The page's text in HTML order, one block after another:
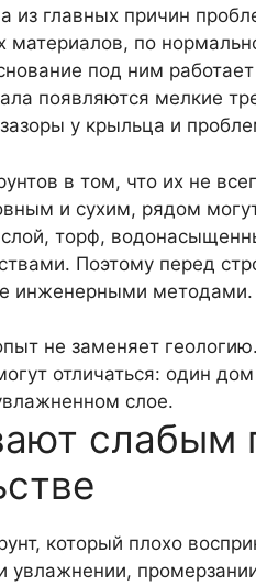
из главных причин
материалов, по
под ним
появляются мелкие
у крыльца и
в том, что их не
и сухим, рядом
торф,
Поэтому перед
инженерными методами.
не заменяет
отличаться: один
слое.
слабым
который плохо
увлажнении,